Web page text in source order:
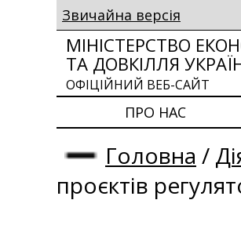
Звичайна версія
МІНІСТЕРСТВО
ТА ДОВКІЛЛЯ
ОФІЦІЙНИЙ ВЕБ-САЙТ
ПРО НАС
Головна /
проєктів